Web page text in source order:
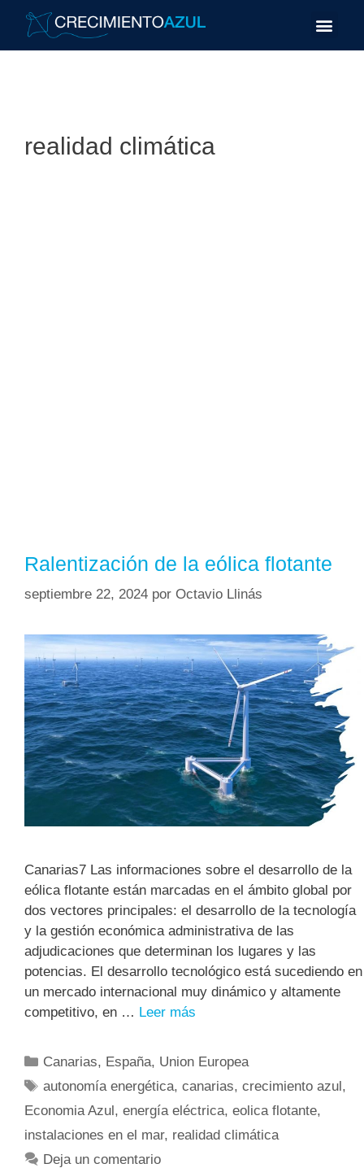
realidad climática
Ralentización de la eólica flotante
septiembre 22, 2024 por Octavio Llinás
Canarias7 Las informaciones sobre el desarrollo de la
eólica flotante están marcadas en el ámbito global por
dos vectores principales: el desarrollo de la tecnología
y la gestión económica administrativa de las
adjudicaciones que determinan los lugares y las
potencias. El desarrollo tecnológico está sucediendo en
un mercado internacional muy dinámico y altamente
competitivo, en … Leer más
Canarias, España, Union Europea
autonomía energética,canarias,crecimiento azul,
Economia Azul, energía eléctrica, eolica flotante,
instalaciones en el mar, realidad climática
Deja un comentario